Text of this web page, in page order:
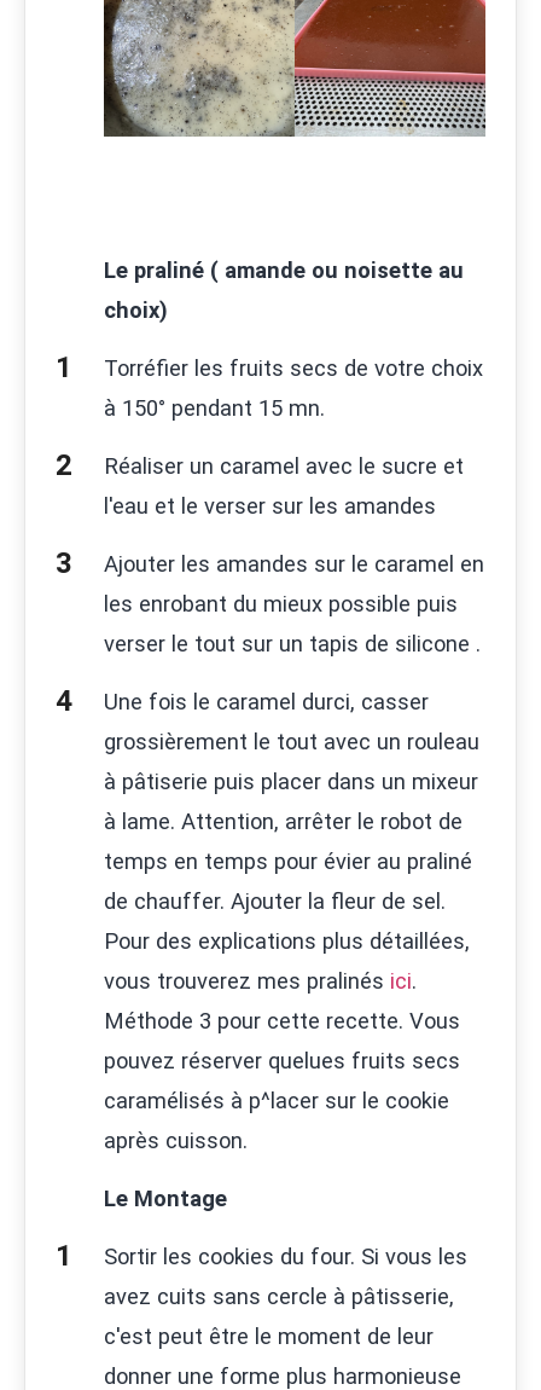
Le praliné ( amande ou noisette au
choix)
Torréfier les fruits secs de votre choix
à 150° pendant 15 mn.
Réaliser un caramel avec le sucre et
l'eau et le verser sur les amandes
Ajouter les amandes sur le caramel en
les enrobant du mieux possible puis
verser le tout sur un tapis de silicone .
Une fois le caramel durci, casser
grossièrement le tout avec un rouleau
à pâtiserie puis placer dans un mixeur
à lame. Attention, arrêter le robot de
temps en temps pour évier au praliné
de chauffer. Ajouter la fleur de sel.
Pour des explications plus détaillées,
vous trouverez mes pralinés ici.
Méthode 3 pour cette recette. Vous
pouvez réserver quelues fruits secs
caramélisés à p^lacer sur le cookie
après cuisson.
Le Montage
Sortir les cookies du four. Si vous les
avez cuits sans cercle à pâtisserie,
c'est peut être le moment de leur
donner une forme plus harmonieuse